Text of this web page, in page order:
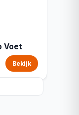
Voet
Bekijk